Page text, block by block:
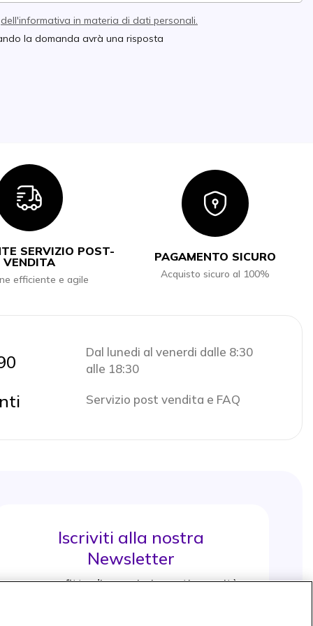
dell'informativa in materia di dati personali.
la domanda avrà una risposta
Icon
SERVIZIO POST-
VENDITA
efficiente e agile
Icon
PAGAMENTO SICURO
Acquisto sicuro al 100%
Dal lunedi al venerdi dalle 8:30
alle 18:30
Servizio post vendita e FAQ
Iscriviti alla nostra
Newsletter
e approfitta di maggiori sconti e novità